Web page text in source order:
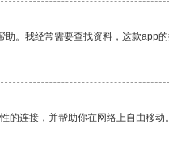
。我经常需要查找资料，这款app
的连接，并帮助你在网络上自由移动。